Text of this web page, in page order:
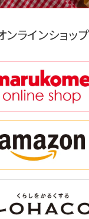
ンラインショップ